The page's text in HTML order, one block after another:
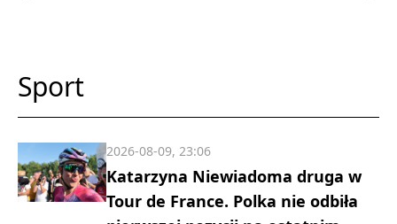
Sport
Katarzyna Niewiadoma druga w
Tour de France. Polka nie odbiła
2026-08-09, 23:06